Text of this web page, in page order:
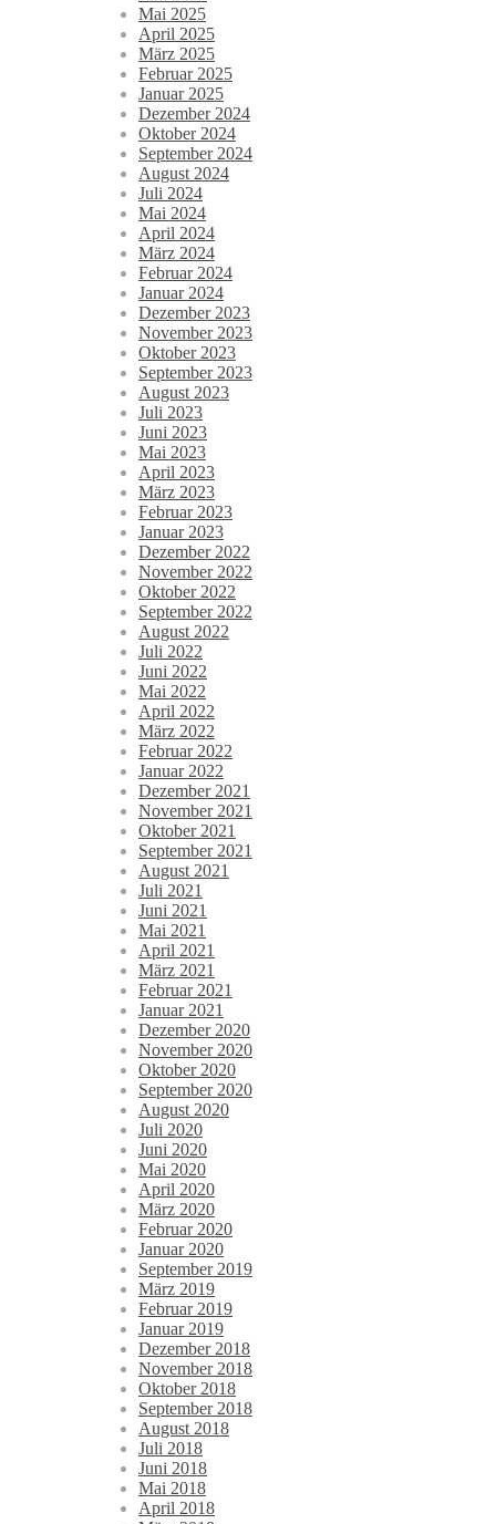
Mai 2025
April 2025
März 2025
Februar 2025
Januar 2025
Dezember 2024
Oktober 2024
September 2024
August 2024
Juli 2024
Mai 2024
April 2024
März 2024
Februar 2024
Januar 2024
Dezember 2023
November 2023
Oktober 2023
September 2023
August 2023
Juli 2023
Juni 2023
Mai 2023
April 2023
März 2023
Februar 2023
Januar 2023
Dezember 2022
November 2022
Oktober 2022
September 2022
August 2022
Juli 2022
Juni 2022
Mai 2022
April 2022
März 2022
Februar 2022
Januar 2022
Dezember 2021
November 2021
Oktober 2021
September 2021
August 2021
Juli 2021
Juni 2021
Mai 2021
April 2021
März 2021
Februar 2021
Januar 2021
Dezember 2020
November 2020
Oktober 2020
September 2020
August 2020
Juli 2020
Juni 2020
Mai 2020
April 2020
März 2020
Februar 2020
Januar 2020
September 2019
März 2019
Februar 2019
Januar 2019
Dezember 2018
November 2018
Oktober 2018
September 2018
August 2018
Juli 2018
Juni 2018
Mai 2018
April 2018